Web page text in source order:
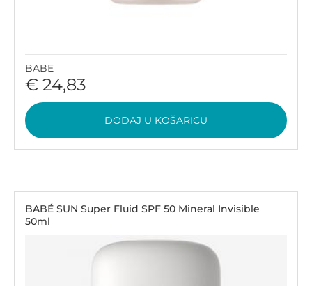
BABE
€ 24,83
DODAJ U KOŠARICU
BABÉ SUN Super Fluid SPF 50 Mineral Invisible
50ml